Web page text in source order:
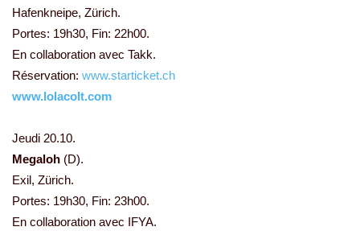
Hafenkneipe, Zürich.
Portes: 19h30, Fin: 22h00.
En collaboration avec Takk.
Réservation: www.starticket.ch
www.lolacolt.com
Jeudi 20.10.
Megaloh (D).
Exil, Zürich.
Portes: 19h30, Fin: 23h00.
En collaboration avec IFYA.